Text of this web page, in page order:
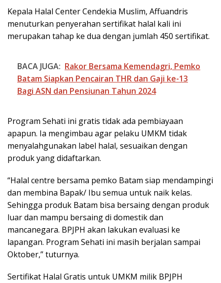
Kepala Halal Center Cendekia Muslim, Affuandris
menuturkan penyerahan sertifikat halal kali ini
merupakan tahap ke dua dengan jumlah 450 sertifikat.
BACA JUGA: Rakor Bersama Kemendagri, Pemko
Batam Siapkan Pencairan THR dan Gaji ke-13
Bagi ASN dan Pensiunan Tahun 2024
Program Sehati ini gratis tidak ada pembiayaan
apapun. Ia mengimbau agar pelaku UMKM tidak
menyalahgunakan label halal, sesuaikan dengan
produk yang didaftarkan.
“Halal centre bersama pemko Batam siap mendampingi
dan membina Bapak/ Ibu semua untuk naik kelas.
Sehingga produk Batam bisa bersaing dengan produk
luar dan mampu bersaing di domestik dan
mancanegara. BPJPH akan lakukan evaluasi ke
lapangan. Program Sehati ini masih berjalan sampai
Oktober,” tuturnya.
Sertifikat Halal Gratis untuk UMKM milik BPJPH